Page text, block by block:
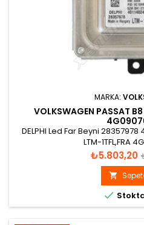
MARKA:
VOLKSWAGEN PASSAT B8
DELPHI Led Far Beyni
LTM-1TFL,FRA
Fiyat
₺5.803,20

